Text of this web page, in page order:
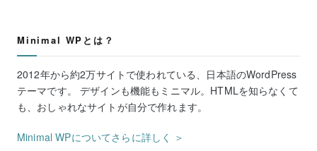
Minimal WPとは？
2012年から約2万サイトで使われている、日本語のWordPress
テーマです。 デザインも機能もミニマル。HTMLを知らなくて
も、おしゃれなサイトが自分で作れます。
Minimal WPについてさらに詳しく ＞